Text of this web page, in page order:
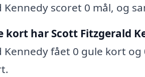
scoret 0 mål, og
kort har Scott Fitzgerald
Kennedy fået 0 gule kort